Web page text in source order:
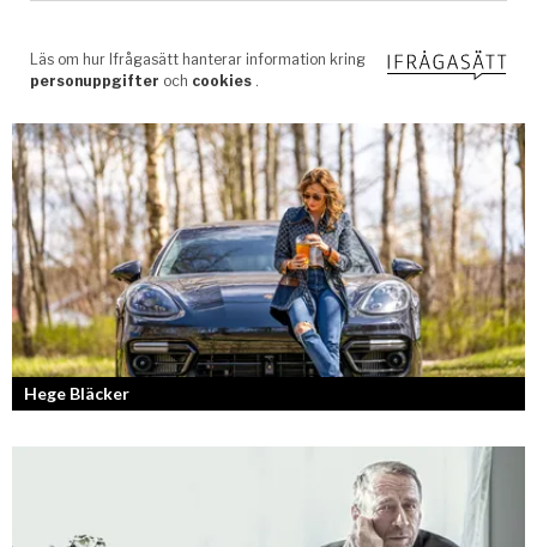
Hege Bläcker
Bilfantast, influencer och en av Lidköpings mest framgångsrika